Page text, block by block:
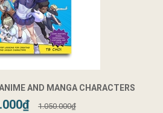
AND MANGA CHARACTERS
1.050.000₫